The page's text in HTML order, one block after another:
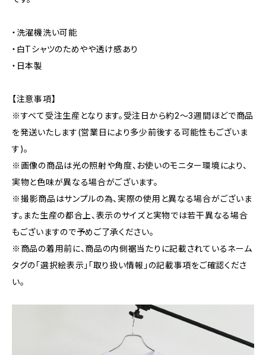
・洗濯機洗い可能
・白Tシャツのためやや透け感あり
・日本製
【注意事項】
※すべて受注生産となります。受注日から約2～3週間ほどで商品
を発送いたします(営業日により多少前後する可能性もございま
す)。
※画像の商品は光の照射や角度、お使いのモニター環境により、
実物と色味が異なる場合がございます。
※撮影商品はサンプルの為、実際の使用と異なる場合がございま
す。また生産の都合上、表示のサイズと実物では若干異なる場合
もございますので予めご了承ください。
※商品の着用前に、商品の内側裾当たりに記載されているネーム
タグの「選択絵表示」「取り扱い情報」の記載事項をご確認くださ
い。